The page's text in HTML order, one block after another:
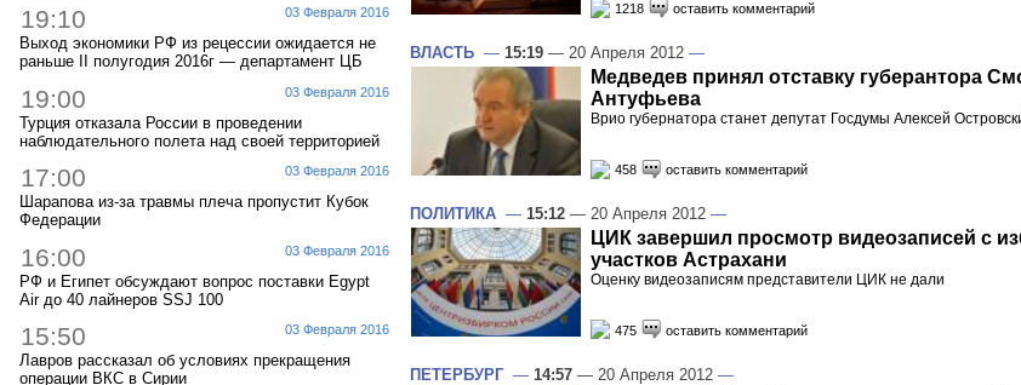
03 Февраля 2016
19:10
Выход экономики РФ из рецессии ожидается не
раньше II полугодия 2016г — департамент ЦБ
03 Февраля 2016
19:00
Турция отказала России в проведении
наблюдательного полета над своей территорией
03 Февраля 2016
17:00
Шарапова из-за травмы плеча пропустит Кубок
Федерации
03 Февраля 2016
16:00
РФ и Египет обсуждают вопрос поставки Egypt
Air до 40 лайнеров SSJ 100
03 Февраля 2016
15:50
Лавров рассказал об условиях прекращения
операции ВКС в Сирии
1218 оставить комментарий
ВЛАСТЬ — 15:19 — 20 Апреля 2012 —
Медведев принял отставку губерантора
Антуфьева
Врио губернатора станет депутат Госдумы Алексей
458 оставить комментарий
ПОЛИТИКА — 15:12 — 20 Апреля 2012 —
ЦИК завершил просмотр видеозаписей с
участков Астрахани
Оценку видеозаписям представители ЦИК не дали
475 оставить комментарий
ПЕТЕРБУРГ — 14:57 — 20 Апреля 2012 —